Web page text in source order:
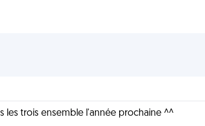
les trois ensemble l'année prochaine ^^